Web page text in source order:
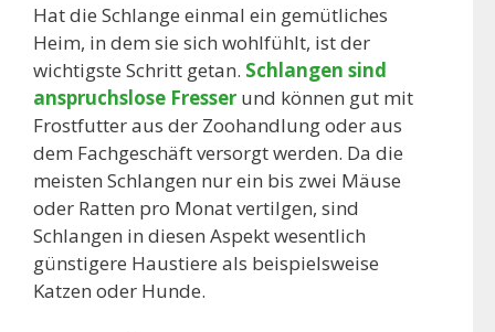
Hat die Schlange einmal ein gemütliches
Heim, in dem sie sich wohlfühlt, ist der
wichtigste Schritt getan. Schlangen sind
anspruchslose Fresser und können gut mit
Frostfutter aus der Zoohandlung oder aus
dem Fachgeschäft versorgt werden. Da die
meisten Schlangen nur ein bis zwei Mäuse
oder Ratten pro Monat vertilgen, sind
Schlangen in diesen Aspekt wesentlich
günstigere Haustiere als beispielsweise
Katzen oder Hunde.